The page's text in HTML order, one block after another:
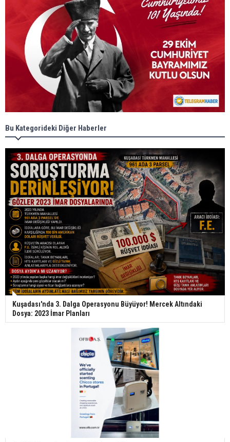
Bu Kategorideki Diğer Haberler
Kuşadası'nda 3. Dalga Operasyonu Büyüyor! Mercek Altındaki
Dosya: 2023 İmar Planları